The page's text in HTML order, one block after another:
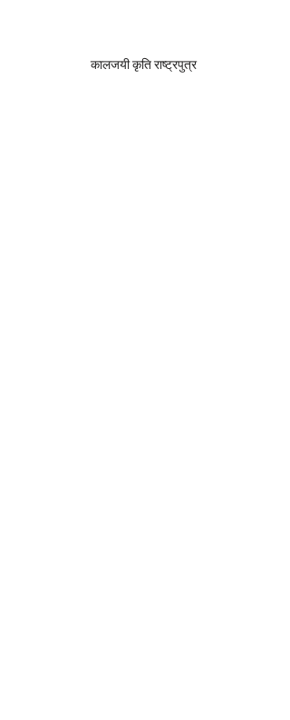
कालजयी कृति राष्ट्रपुत्र